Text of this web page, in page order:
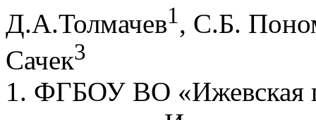
Д.А.Толмачев1, С.Б.
Сачек3
1. ФГБОУ ВО «Ижевская